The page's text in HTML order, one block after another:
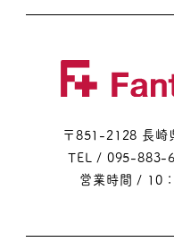
〒851-2128 長崎
TEL / 095-883-
営業時間 / 10